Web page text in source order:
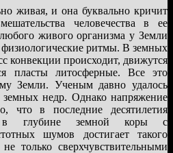
живая, и она буквально кричит
человечества в ее
живого организма у Земли
физиологические ритмы. В земных
конвекции происходит, движутся
пласты литосферные. Все это
Земли. Ученым давно удалось
земных недр. Однако напряжение
что в последние десятилетия
в глубине земной коры с
шумов достигает такого
только сверхчувствительными